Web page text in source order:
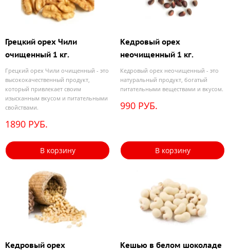
Грецкий орех Чили
очищенный 1 кг.
Грецкий орех Чили очищенный - это
высококачественный продукт,
который привлекает своим
изысканным вкусом и питательными
свойствами.
1890 РУБ.
В корзину
Кедровый орех
неочищенный 1 кг.
Кедровый орех неочищенный - это
натуральный продукт, богатый
питательными веществами и вкусом.
990 РУБ.
В корзину
Кедровый орех
Кешью в белом шоколаде